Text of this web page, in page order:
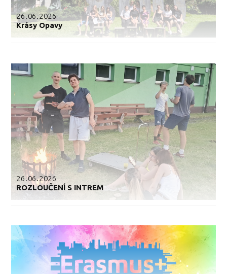
26.06.2026
Krásy Opavy
26.06.2026
ROZLOUČENÍ S INTREM